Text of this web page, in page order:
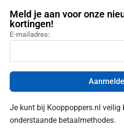
Meld je aan voor onze
kortingen!
E-mailadres:
Je kunt bij Kooppoppers.nl veilig
onderstaande betaalmethodes.